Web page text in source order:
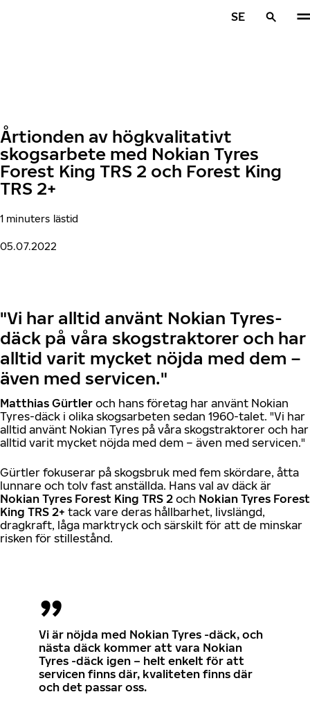
SE
Årtionden av högkvalitativt
skogsarbete med Nokian Tyres
Forest King TRS 2 och Forest King
TRS 2+
1 minuters lästid
05.07.2022
"Vi har alltid använt Nokian Tyres-
däck på våra skogstraktorer och har
alltid varit mycket nöjda med dem –
även med servicen."
Matthias Gürtler och hans företag har använt Nokian
Tyres-däck i olika skogsarbeten sedan 1960-talet. "Vi har
alltid använt Nokian Tyres på våra skogstraktorer och har
alltid varit mycket nöjda med dem – även med servicen."
Gürtler fokuserar på skogsbruk med fem skördare, åtta
lunnare och tolv fast anställda. Hans val av däck är
Nokian Tyres Forest King TRS 2 och Nokian Tyres Forest
King TRS 2+ tack vare deras hållbarhet, livslängd,
dragkraft, låga marktryck och särskilt för att de minskar
risken för stillestånd.
Vi är nöjda med Nokian Tyres -däck, och
nästa däck kommer att vara Nokian
Tyres -däck igen – helt enkelt för att
servicen finns där, kvaliteten finns där
och det passar oss.